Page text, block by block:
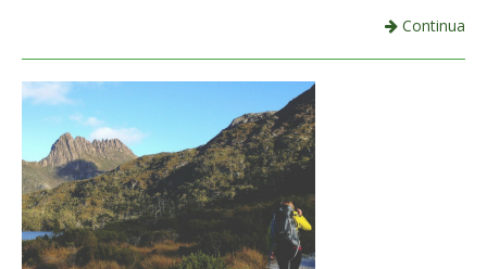
Continua